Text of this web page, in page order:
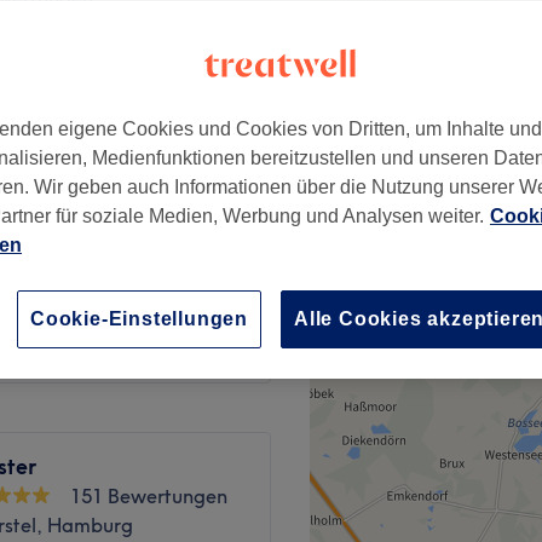
ab 49,99 €
ab 59,99 €
151 Bewertungen
Hamburg
eigene Cookies und Cookies von Dritten, um Inhalte
Medienfunktionen bereitzustellen und unseren
Wir geben auch Informationen über die Nutzung unserer
für soziale Medien, Werbung und Analysen weiter.
Cookie-Einstellungen Alle Cookies akzeptieren